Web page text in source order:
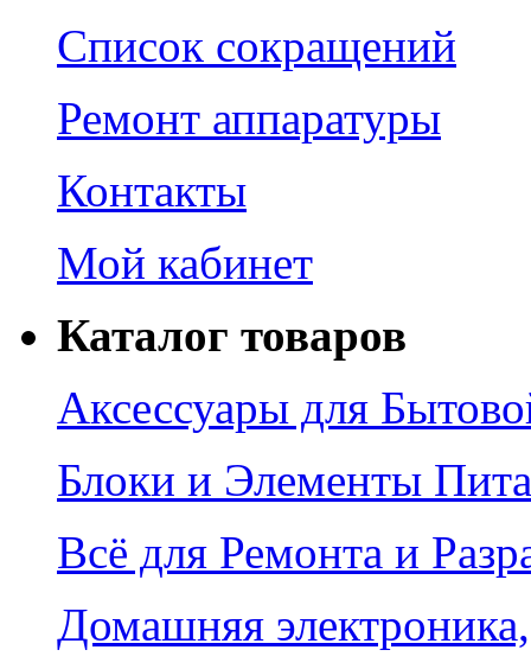
Список сокращений
Ремонт аппаратуры
Контакты
Мой кабинет
Каталог товаров
Аксессуары для
Блоки и Элементы
Всё для Ремонта и
Домашняя